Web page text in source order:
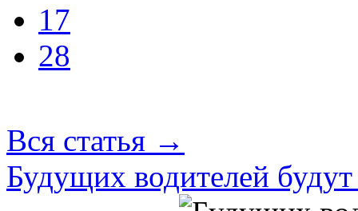
17
28
Вся статья →
Будущих водителей